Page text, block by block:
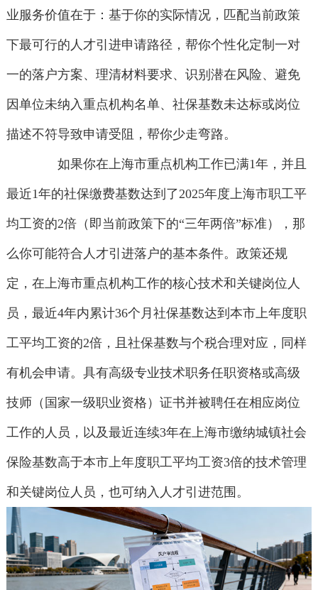
业服务价值在于：基于你的实际情况，匹配当前政策
下最可行的人才引进申请路径，帮你个性化定制一对
一的落户方案、理清材料要求、识别潜在风险、避免
因单位未纳入重点机构名单、社保基数未达标或岗位
描述不符导致申请受阻，帮你少走弯路。
如果你在上海市重点机构工作已满1年，并且
最近1年的社保缴费基数达到了2025年度上海市职工平
均工资的2倍（即当前政策下的“三年两倍”标准），那
么你可能符合人才引进落户的基本条件。政策还规
定，在上海市重点机构工作的核心技术和关键岗位人
员，最近4年内累计36个月社保基数达到本市上年度职
工平均工资的2倍，且社保基数与个税合理对应，同样
有机会申请。具有高级专业技术职务任职资格或高级
技师（国家一级职业资格）证书并被聘任在相应岗位
工作的人员，以及最近连续3年在上海市缴纳城镇社会
保险基数高于本市上年度职工平均工资3倍的技术管理
和关键岗位人员，也可纳入人才引进范围。